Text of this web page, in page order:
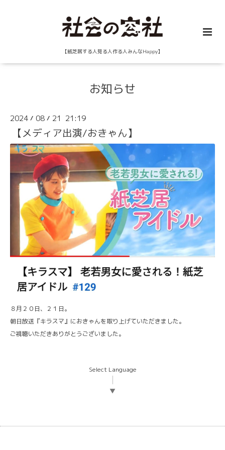
【紙芝居する人見る人作る人みんなHappy】
お知らせ
2024 / 08 / 21 21:19
【メディア出演/おきゃん】
８月２０日、２１日。
朝日放送『キラスマ』におきゃんを取り上げていただきました。
ご視聴いただきありがとうございました。
Select Language
▼